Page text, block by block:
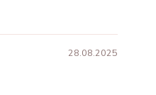
28.08.2025